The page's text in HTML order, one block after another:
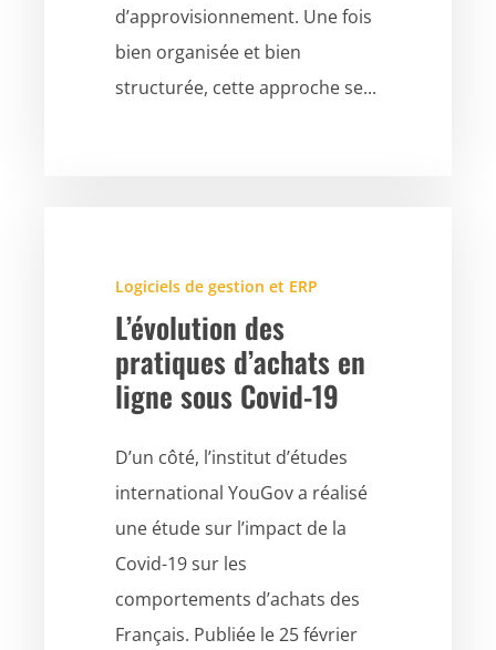
d’approvisionnement. Une fois
bien organisée et bien
structurée, cette approche se...
Logiciels de gestion et ERP
L’évolution des
pratiques d’achats en
ligne sous Covid-19
D’un côté, l’institut d’études
international YouGov a réalisé
une étude sur l’impact de la
Covid-19 sur les
comportements d’achats des
Français. Publiée le 25 février